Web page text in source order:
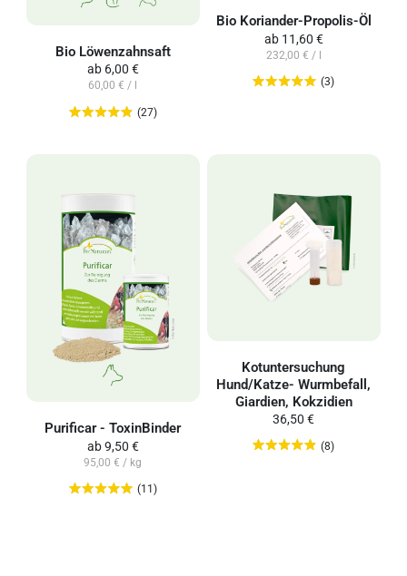
Bio Löwenzahnsaft
ab6,00 €
60,00 € / l
(27)
Bio Koriander-Propolis-Öl
ab11,60 €
232,00 € / l
(3)
Purificar - ToxinBinder
ab9,50 €
95,00 € / kg
(11)
Kotuntersuchung
Hund/Katze- Wurmbefall,
Giardien, Kokzidien
36,50 €
(8)